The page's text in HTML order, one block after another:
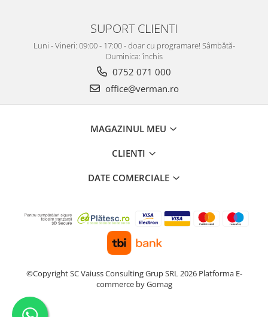
SUPORT CLIENTI
Luni - Vineri: 09:00 - 17:00 - doar cu programare! Sâmbătă-
Duminica: închis
0752 071 000
office@verman.ro
MAGAZINUL MEU
CLIENTI
DATE COMERCIALE
©Copyright SC Vaiuss Consulting Grup SRL 2026 Platforma E-
commerce by Gomag